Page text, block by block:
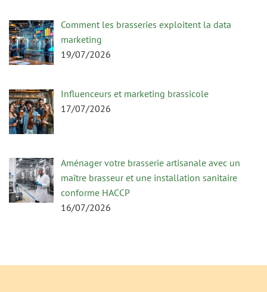
Comment les brasseries exploitent la data
marketing
19/07/2026
Influenceurs et marketing brassicole
17/07/2026
Aménager votre brasserie artisanale avec un
maître brasseur et une installation sanitaire
conforme HACCP
16/07/2026